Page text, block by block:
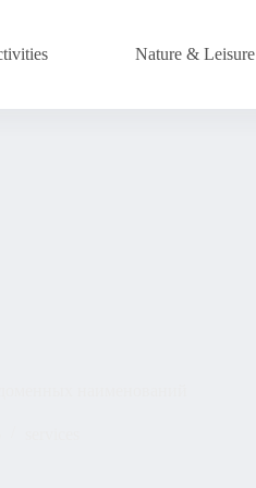
Nature & Leisure